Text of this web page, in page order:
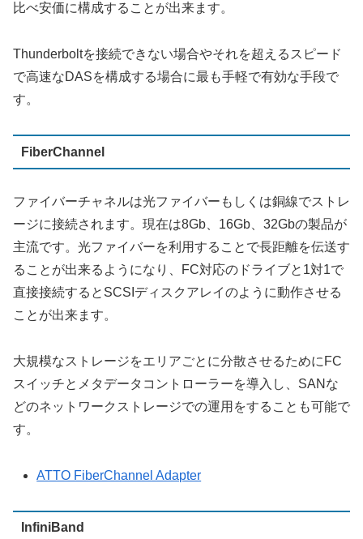
比べ安価に構成することが出来ます。
Thunderboltを接続できない場合やそれを超えるスピード
で高速なDASを構成する場合に最も手軽で有効な手段で
す。
FiberChannel
ファイバーチャネルは光ファイバーもしくは銅線でストレ
ージに接続されます。現在は8Gb、16Gb、32Gbの製品が
主流です。光ファイバーを利用することで長距離を伝送す
ることが出来るようになり、FC対応のドライブと1対1で
直接接続するとSCSIディスクアレイのように動作させる
ことが出来ます。
大規模なストレージをエリアごとに分散させるためにFC
スイッチとメタデータコントローラーを導入し、SANな
どのネットワークストレージでの運用をすることも可能で
す。
ATTO FiberChannel Adapter
InfiniBand